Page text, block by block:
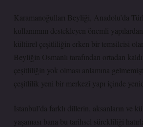
Karamanoğulları Beyliği, Anadolu’da
kullanımını destekleyen önemli
kültürel çeşitliliğin erken bir temsilcisi
Beyliğin Osmanlı tarafından ortadan
çeşitliliğin yok olması anlamına
çeşitlilik yeni bir merkezî yapı içinde
İstanbul’da farklı dillerin, aksanların ve
yaşaması bana bu tarihsel sürekliliği